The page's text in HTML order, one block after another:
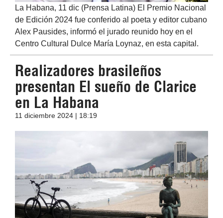
La Habana, 11 dic (Prensa Latina) El Premio Nacional
de Edición 2024 fue conferido al poeta y editor cubano
Alex Pausides, informó el jurado reunido hoy en el
Centro Cultural Dulce María Loynaz, en esta capital.
Realizadores brasileños
presentan El sueño de Clarice
en La Habana
11 diciembre 2024 | 18:19